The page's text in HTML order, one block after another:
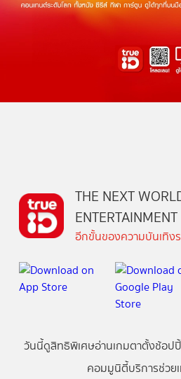
THE NEXT
ENTERTAINMENT
อีกขั้นของความบันเทิง
วันนี้ดูสิทธิพิเศษอ่านเกมตาตั้งช้อป
คอมมูนิตี้บริการช่วย